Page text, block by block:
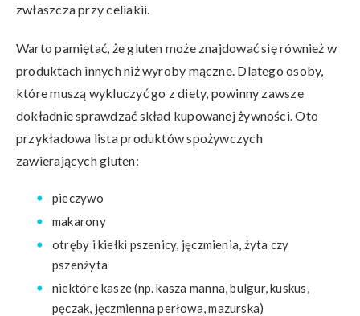
zwłaszcza przy celiakii.
Warto pamiętać, że gluten może znajdować się również w
produktach innych niż wyroby mączne. Dlatego osoby,
które muszą wykluczyć go z diety, powinny zawsze
dokładnie sprawdzać skład kupowanej żywności. Oto
przykładowa lista produktów spożywczych
zawierających gluten:
pieczywo
makarony
otręby i kiełki pszenicy, jęczmienia, żyta czy
pszenżyta
niektóre kasze (np. kasza manna, bulgur, kuskus,
pęczak, jęczmienna perłowa, mazurska)